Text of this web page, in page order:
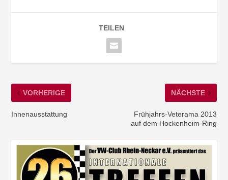
TEILEN
VORHERIGE
Innenausstattung
NÄCHSTE
Frühjahrs-Veterama 2013
auf dem Hockenheim-Ring